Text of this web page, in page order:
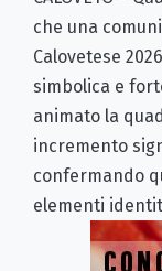
che una
Calovetese
simbolica e
animato la
incremento
confermando
elementi